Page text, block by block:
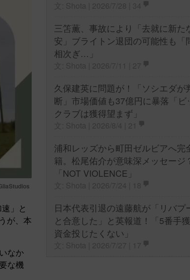
」と
が、本
なか
な機
三笘薫、事故により「去就に新た
安」ブライトン退団の可能性も「
相次ぎ…」
久保建英に問題が！「ソシエダが
断」市場価値も37億円に暴落「ビ
クラブは獲得望まず」
浦和レッズから町田ゼルビアへ完
籍。松尾佑介が意味深メッセージ
「NOT VIOLENCE」
日本代表引退の遠藤航が「リバプ
と合意した」と英報道！「5番手
資金投じたくない」